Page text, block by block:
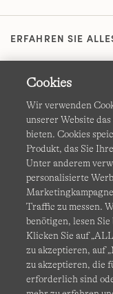
ERFAHREN SIE
AGB
Cookies Ich
Site Map
Diese Website ist
Cookies
Wir verwenden
unserer Website
bieten. Cookies
Produkt, das Sie
Unter anderem
personalisierte
Traffic zu messen.
benötigen, lesen
Klicken Sie auf
zu akzeptieren, auf
zu akzeptieren, die
erforderlich sind